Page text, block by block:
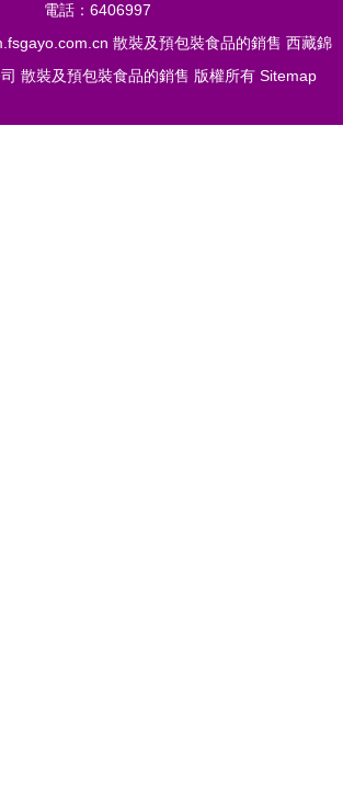
電話：6406997
散裝及預包裝食品的銷售 西藏錦
散裝及預包裝食品的銷售 版權所有 Sitemap